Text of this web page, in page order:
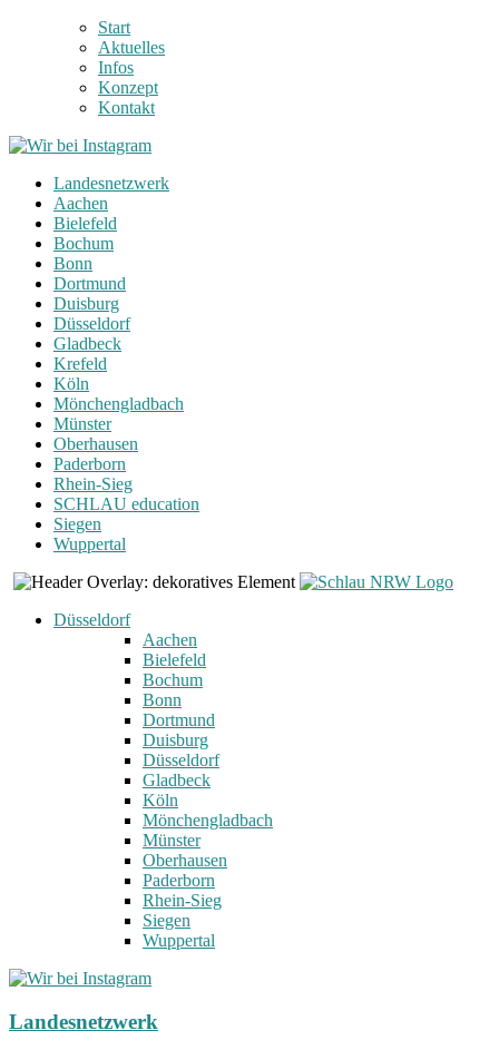
Start
Aktuelles
Infos
Konzept
Kontakt
Landesnetzwerk
Aachen
Bielefeld
Bochum
Bonn
Dortmund
Duisburg
Düsseldorf
Gladbeck
Krefeld
Köln
Mönchengladbach
Münster
Oberhausen
Paderborn
Rhein-Sieg
SCHLAU education
Siegen
Wuppertal
Düsseldorf
Aachen
Bielefeld
Bochum
Bonn
Dortmund
Duisburg
Düsseldorf
Gladbeck
Köln
Mönchengladbach
Münster
Oberhausen
Paderborn
Rhein-Sieg
Siegen
Wuppertal
Landesnetzwerk